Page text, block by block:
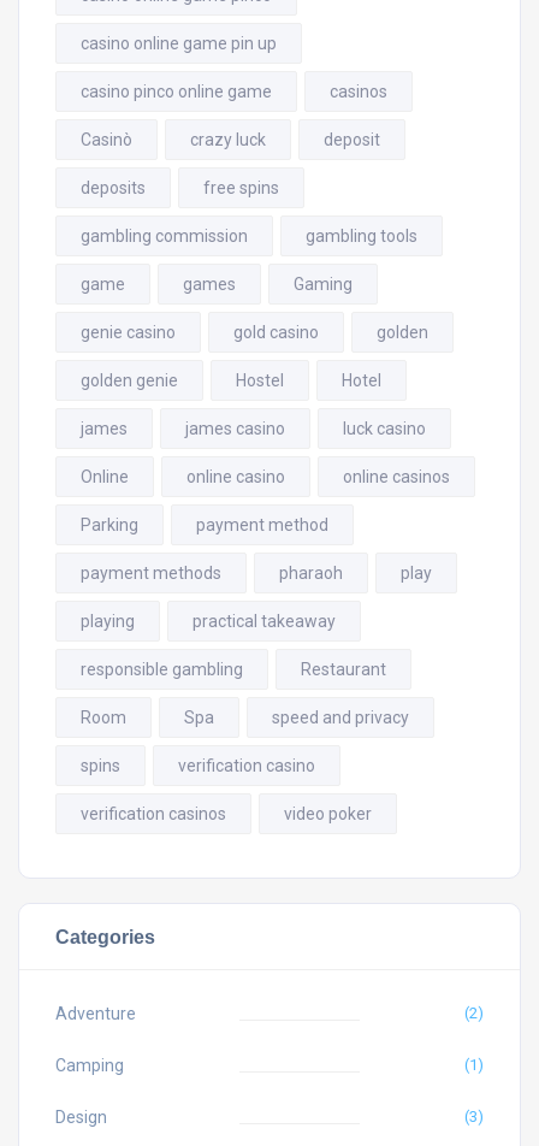
casino online game pin up
casino pinco online game casinos
Casinò crazy luck deposit
deposits free spins
gambling commission gambling tools
game games Gaming
genie casino gold casino golden
golden genie Hostel Hotel
james james casino luck casino
Online online casino online casinos
Parking payment method
payment methods pharaoh play
playing practical takeaway
responsible gambling Restaurant
Room Spa speed and privacy
spins verification casino
verification casinos video poker
Categories
Adventure (2)
Camping (1)
Design (3)